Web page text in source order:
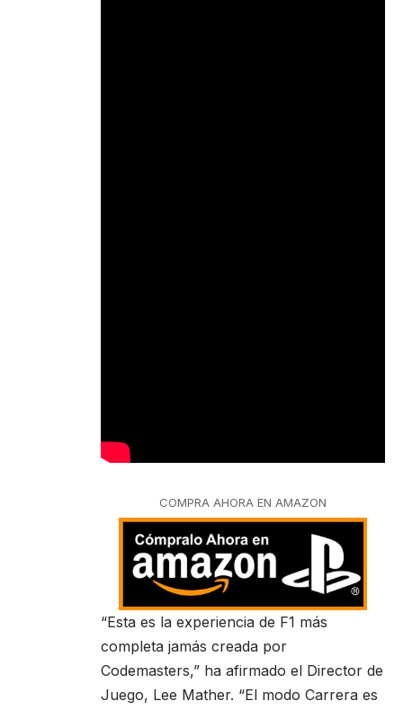
COMPRA AHORA EN AMAZON
“Esta es la experiencia de F1 más
completa jamás creada por
Codemasters,” ha afirmado el Director de
Juego, Lee Mather. “El modo Carrera es